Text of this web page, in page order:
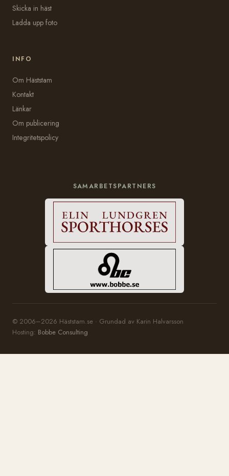
Skicka in häst
Ladda upp foto
INFO
Om Häststam
Kontakt
Länkar
Om publicering
Integritetspolicy
SAMARBETSPARTNERS
© 2006–2026 Häststam.se · Grundad av Karin Halvarsson
Hosting: Bobbe Consulting